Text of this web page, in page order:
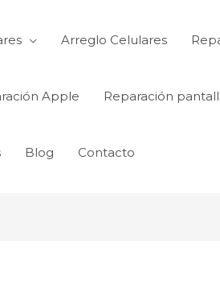
Arreglo Celulares
Apple Reparación
Blog Contacto